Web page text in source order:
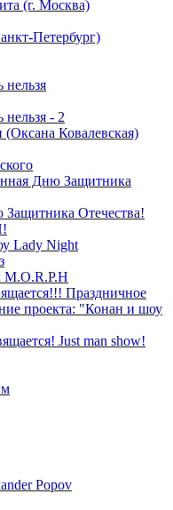
(г. Москва)
Петербург)
нельзя
нельзя - 2
Ковалевская)
Дню Защитника
Отечества!
Lady Night
M.O.R.P.H
Праздничное
проекта: "Конан и шоу
Just man show!
Popov